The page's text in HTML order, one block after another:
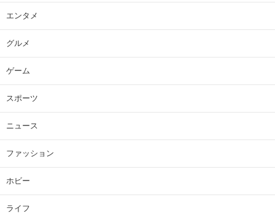
エンタメ
グルメ
ゲーム
スポーツ
ニュース
ファッション
ホビー
ライフ